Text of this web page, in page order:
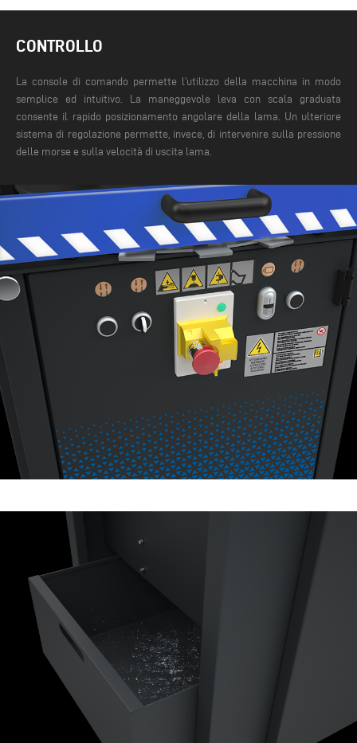
CONTROLLO
La console di comando permette l’utilizzo della macchina in modo
semplice ed intuitivo. La maneggevole leva con scala graduata
consente il rapido posizionamento angolare della lama. Un ulteriore
sistema di regolazione permette, invece, di intervenire sulla pressione
delle morse e sulla velocità di uscita lama.